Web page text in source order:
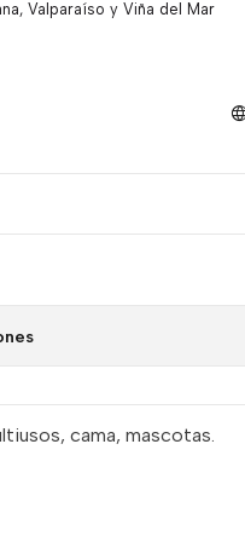
Valparaíso y Viña del Mar
cama, mascotas.